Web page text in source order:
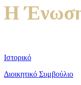
Η
Ιστορικό
Διοικητικό Συμβούλιο